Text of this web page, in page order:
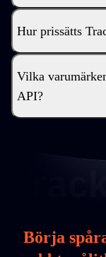
Hur prissätts
Vilka
API?
Börja